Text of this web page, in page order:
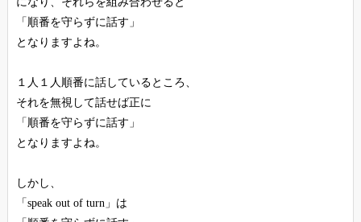
「順番を守らずに話す」
となりますよね。
１人１人順番に話しているところ、
それを無視して話せば正に
「順番を守らずに話す」
となりますよね。
しかし、
「speak out of turn」は